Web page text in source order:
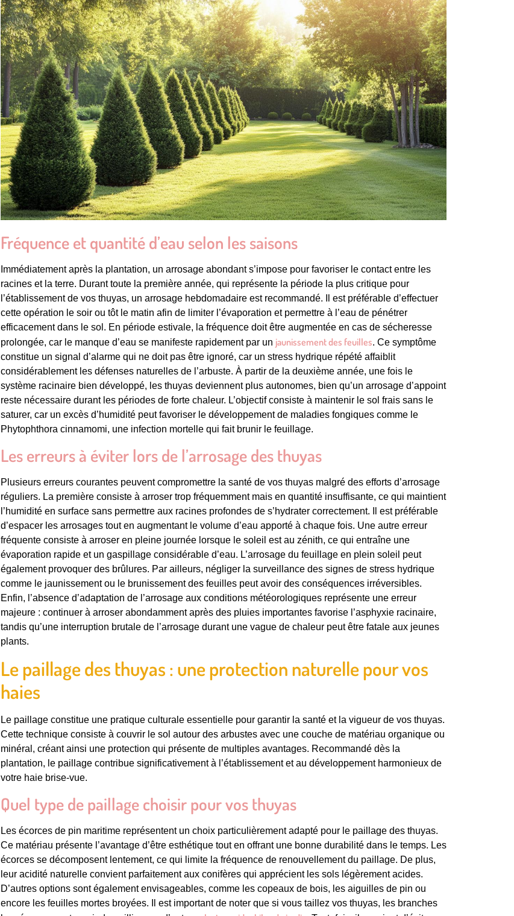
Fréquence et quantité d’eau selon les saisons
Immédiatement après la plantation, un arrosage abondant s’impose pour favoriser le contact entre les
racines et la terre. Durant toute la première année, qui représente la période la plus critique pour
l’établissement de vos thuyas, un arrosage hebdomadaire est recommandé. Il est préférable d’effectuer
cette opération le soir ou tôt le matin afin de limiter l’évaporation et permettre à l’eau de pénétrer
efficacement dans le sol. En période estivale, la fréquence doit être augmentée en cas de sécheresse
prolongée, car le manque d’eau se manifeste rapidement par un jaunissement des feuilles. Ce symptôme
constitue un signal d’alarme qui ne doit pas être ignoré, car un stress hydrique répété affaiblit
considérablement les défenses naturelles de l’arbuste. À partir de la deuxième année, une fois le
système racinaire bien développé, les thuyas deviennent plus autonomes, bien qu’un arrosage d’appoint
reste nécessaire durant les périodes de forte chaleur. L’objectif consiste à maintenir le sol frais sans le
saturer, car un excès d’humidité peut favoriser le développement de maladies fongiques comme le
Phytophthora cinnamomi, une infection mortelle qui fait brunir le feuillage.
Les erreurs à éviter lors de l’arrosage des thuyas
Plusieurs erreurs courantes peuvent compromettre la santé de vos thuyas malgré des efforts d’arrosage
réguliers. La première consiste à arroser trop fréquemment mais en quantité insuffisante, ce qui maintient
l’humidité en surface sans permettre aux racines profondes de s’hydrater correctement. Il est préférable
d’espacer les arrosages tout en augmentant le volume d’eau apporté à chaque fois. Une autre erreur
fréquente consiste à arroser en pleine journée lorsque le soleil est au zénith, ce qui entraîne une
évaporation rapide et un gaspillage considérable d’eau. L’arrosage du feuillage en plein soleil peut
également provoquer des brûlures. Par ailleurs, négliger la surveillance des signes de stress hydrique
comme le jaunissement ou le brunissement des feuilles peut avoir des conséquences irréversibles.
Enfin, l’absence d’adaptation de l’arrosage aux conditions météorologiques représente une erreur
majeure : continuer à arroser abondamment après des pluies importantes favorise l’asphyxie racinaire,
tandis qu’une interruption brutale de l’arrosage durant une vague de chaleur peut être fatale aux jeunes
plants.
Le paillage des thuyas : une protection naturelle pour vos
haies
Le paillage constitue une pratique culturale essentielle pour garantir la santé et la vigueur de vos thuyas.
Cette technique consiste à couvrir le sol autour des arbustes avec une couche de matériau organique ou
minéral, créant ainsi une protection qui présente de multiples avantages. Recommandé dès la
plantation, le paillage contribue significativement à l’établissement et au développement harmonieux de
votre haie brise-vue.
Quel type de paillage choisir pour vos thuyas
Les écorces de pin maritime représentent un choix particulièrement adapté pour le paillage des thuyas.
Ce matériau présente l’avantage d’être esthétique tout en offrant une bonne durabilité dans le temps. Les
écorces se décomposent lentement, ce qui limite la fréquence de renouvellement du paillage. De plus,
leur acidité naturelle convient parfaitement aux conifères qui apprécient les sols légèrement acides.
D’autres options sont également envisageables, comme les copeaux de bois, les aiguilles de pin ou
encore les feuilles mortes broyées. Il est important de noter que si vous taillez vos thuyas, les branches